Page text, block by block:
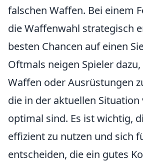
falschen Waffen. Bei einem
die Waffenwahl strategisch
besten Chancen auf einen
Oftmals neigen Spieler
Waffen oder Ausrüstungen
die in der aktuellen
optimal sind. Es ist wichtig,
effizient zu nutzen und sich
entscheiden, die ein gutes